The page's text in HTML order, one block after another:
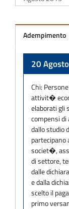
Adempimento
20
Chi:
attivit�
elaborati gli
compensi
dallo studio
partecipano
societ�,
di settore,
dalle
e dalla
scelto il
primo